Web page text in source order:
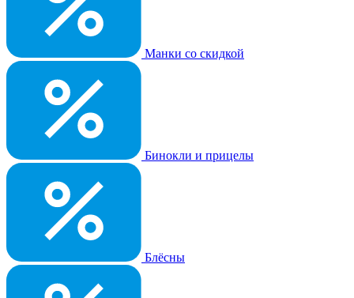
Манки со скидкой
Бинокли и прицелы
Блёсны